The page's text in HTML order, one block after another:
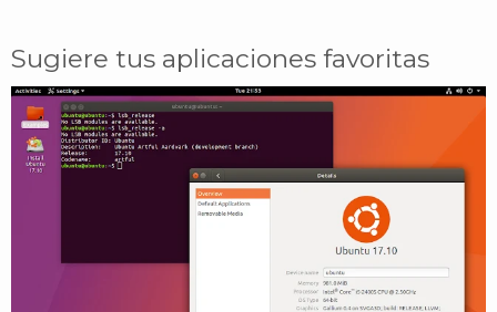
Sugiere tus aplicaciones favoritas